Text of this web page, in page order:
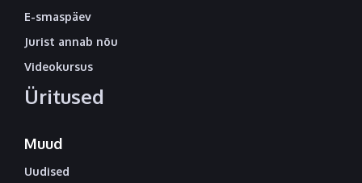
E-smaspäev
Jurist annab nõu
Videokursus
Üritused
Muud
Uudised